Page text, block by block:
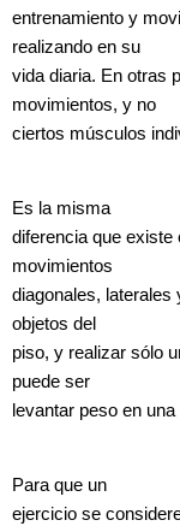
entrenamiento y
realizando en su
vida diaria. En otras
movimientos, y no
ciertos músculos
Es la misma
diferencia que existe
movimientos
diagonales, laterales
objetos del
piso, y realizar sólo
puede ser
levantar peso en
Para que un
ejercicio se